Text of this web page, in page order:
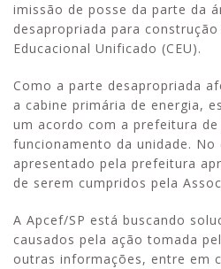
imissão de posse da parte da
desapropriada para
Educacional Unificado (CEU).
Como a parte desapropriada
a cabine primária de energia,
um acordo com a prefeitura
funcionamento da unidade.
apresentado pela prefeitura
de serem cumpridos pela
A Apcef/SP está buscando
causados pela ação tomada
outras informações, entre em